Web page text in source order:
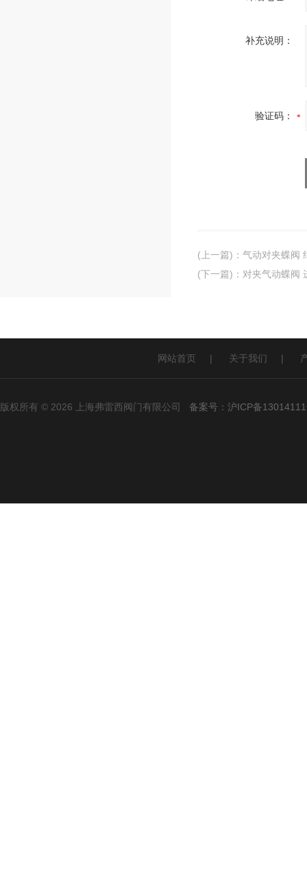
补充说明：
验证码：
(上一篇) ： 气动对夹蝶阀
(下一篇) ： 对夹气动蝶阀
网站首页 | 关于我们 |
版权所有 © 2026 上海弗雷西阀门有限公司 备案号：沪ICP备